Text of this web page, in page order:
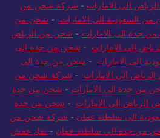
الى الامارات - شركة شحن من
السعودية الى الامارات - شحن من
جدة الى الامارات - شحن من الرياض
الى الامارات - شحن من جدة الى
الى الامارات - شحن من جدة الى
الي الامارات - شركة شحن من
من جدة الى الامارات - شحن من جدة
الى الامارات - شحن من جدة
الى سلطنة عمان - شركة شحن من
من جدة الي سلطنة عمان - نقل عفش